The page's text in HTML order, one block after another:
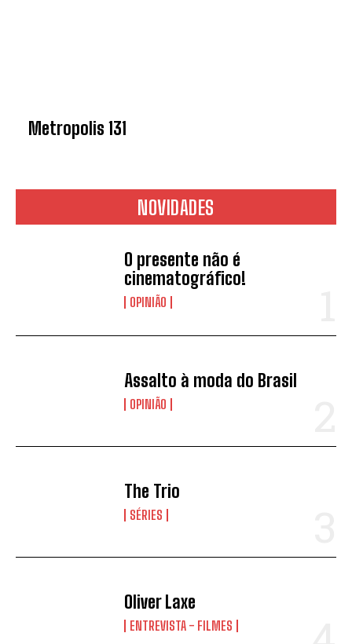
Metropolis 131
NOVIDADES
O presente não é
cinematográfico!
OPINIÃO
Assalto à moda do Brasil
OPINIÃO
The Trio
SÉRIES
Oliver Laxe
ENTREVISTA - FILMES